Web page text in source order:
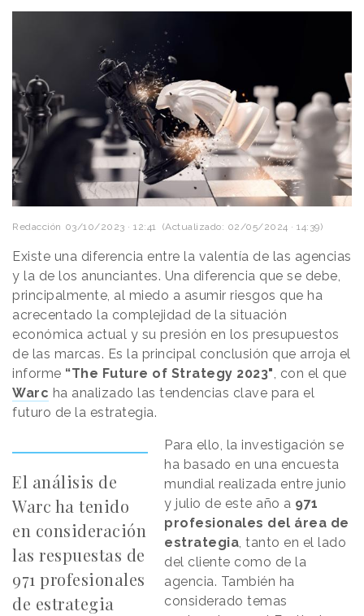
Redacción 03/10/2023 · 12:41 (Actualizado: 02/05/2024 · 14:39)
Existe una diferencia entre la valentía de las agencias
y la de los anunciantes. Una diferencia que se debe,
principalmente, al miedo a asumir riesgos que ha
acrecentado la complejidad de la situación
económica actual y su presión en los presupuestos
de las marcas. Es la principal conclusión que arroja el
informe “The Future of Strategy 2023", con el que
Warc ha analizado las tendencias clave para el
futuro de la estrategia.
El análisis de
Warc ha tenido
en consideración
las respuestas de
971 profesionales
de estrategia
Para ello, la investigación se
ha basado en una encuesta
mundial realizada entre junio
y julio de este año a 971
profesionales del área de
estrategia, tanto en el lado
del cliente como de la
agencia. También ha
considerado temas